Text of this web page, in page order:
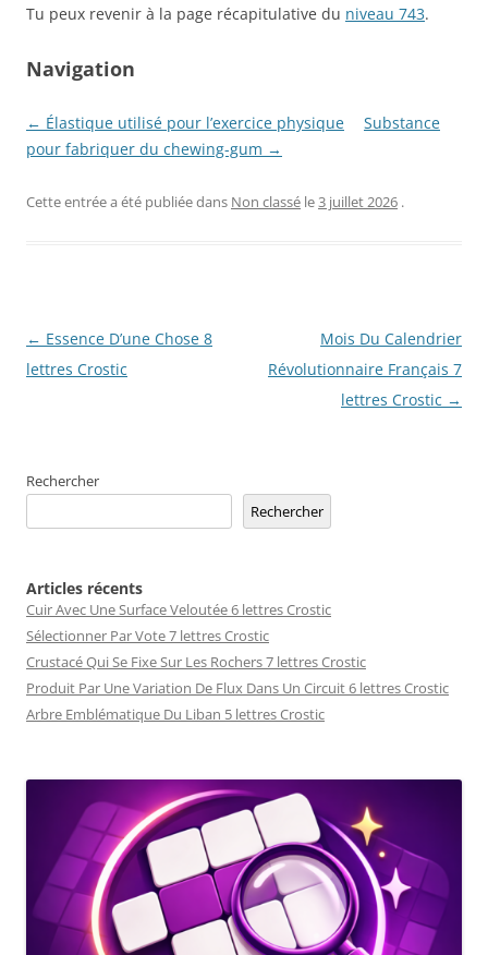
Tu peux revenir à la page récapitulative du niveau 743.
Navigation
← Élastique utilisé pour l’exercice physique
Substance
pour fabriquer du chewing-gum →
Cette entrée a été publiée dans Non classé le3 juillet 2026 .
Navigation
des
← Essence D’une Chose 8
lettres Crostic
Mois Du Calendrier
Révolutionnaire Français 7
lettres Crostic →
Rechercher
Rechercher
Articles récents
Cuir Avec Une Surface Veloutée 6 lettres Crostic
Sélectionner Par Vote 7 lettres Crostic
Crustacé Qui Se Fixe Sur Les Rochers 7 lettres Crostic
Produit Par Une Variation De Flux Dans Un Circuit 6 lettres Crostic
Arbre Emblématique Du Liban 5 lettres Crostic